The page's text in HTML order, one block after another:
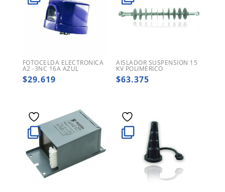
FOTOCELDA ELECTRONICA
A2 -3NC 16A AZUL
$29.619
AISLADOR SUSPENSION 15
KV POLIMERICO
$63.375